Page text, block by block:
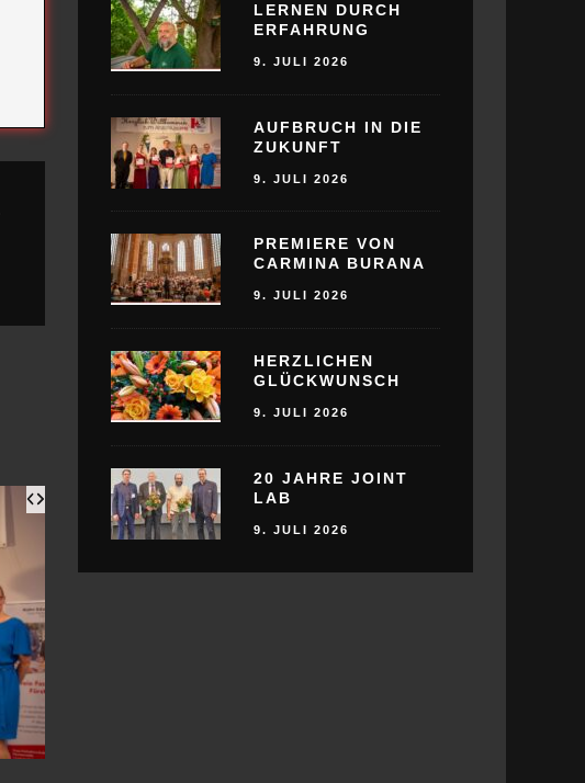
LERNEN DURCH
ERFAHRUNG
9. JULI 2026
AUFBRUCH IN DIE
ZUKUNFT
9. JULI 2026
PREMIERE VON
CARMINA BURANA
9. JULI 2026
HERZLICHEN
GLÜCKWUNSCH
9. JULI 2026
20 JAHRE JOINT
LAB
9. JULI 2026